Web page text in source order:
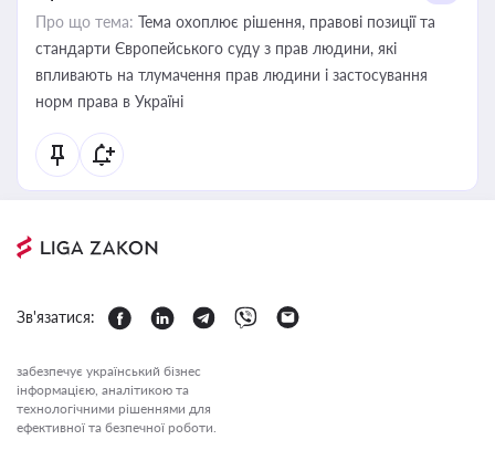
Про що тема: Тема охоплює рішення, правові позиції та
стандарти Європейського суду з прав людини, які
впливають на тлумачення прав людини і застосування
норм права в Україні
Зв'язатися:
забезпечує український бізнес
інформацією, аналітикою та
технологічними рішеннями для
ефективної та безпечної роботи.